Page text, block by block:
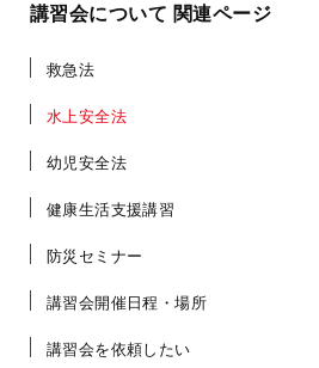
講習会について 関連ページ
救急法
水上安全法
幼児安全法
健康生活支援講習
防災セミナー
講習会開催日程・場所
講習会を依頼したい